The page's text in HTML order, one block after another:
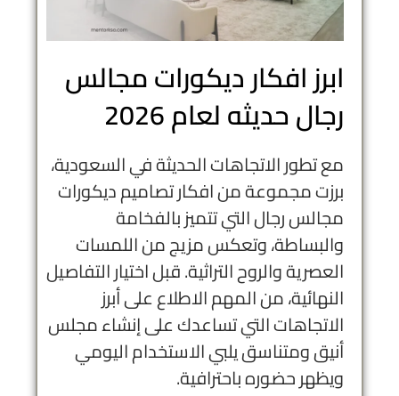
ابرز افكار ديكورات مجالس
رجال حديثه لعام 2026
مع تطور الاتجاهات الحديثة في السعودية،
برزت مجموعة من افكار تصاميم ديكورات
مجالس رجال التي تتميز بالفخامة
والبساطة، وتعكس مزيج من اللمسات
العصرية والروح التراثية. قبل اختيار التفاصيل
النهائية، من المهم الاطلاع على أبرز
الاتجاهات التي تساعدك على إنشاء مجلس
أنيق ومتناسق يلبي الاستخدام اليومي
ويظهر حضوره باحترافية.